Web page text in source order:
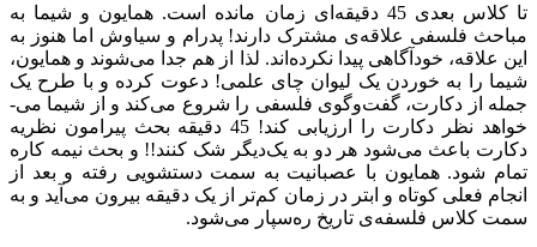
تا کلاس بعدی 45 دقیقه‌ای زمان مانده است. همایون و شیما به
مباحث فلسفی علاقه‌ی مشترک دارند! پدرام و سیاوش اما هنوز به
این علاقه، خودآگاهی پیدا نکرده‌­اند. لذا از هم جدا می­‌شوند و همایون،
شیما را به خوردن یک لیوان چای علمی! دعوت کرده و با طرح یک
جمله از دکارت، گفت‌وگوی فلسفی را شروع می­‌کند و از شیما می‌­
خواهد نظر دکارت را ارزیابی کند! 45 دقیقه بحث پیرامون نظریه
دکارت باعث می­‌شود هر دو به یک‌دیگر شک کنند!! و بحث نیمه کاره
تمام شود. همایون با عصبانیت به سمت دستشویی رفته و بعد از
انجام فعلی کوتاه و ابتر در زمان کم‌تر از یک دقیقه بیرون می­‌آید و به
سمت کلاس فلسفه­‌ی تاریخ ره‌سپار می‌­شود.